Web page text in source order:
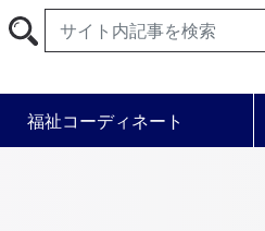
福祉コーディネート